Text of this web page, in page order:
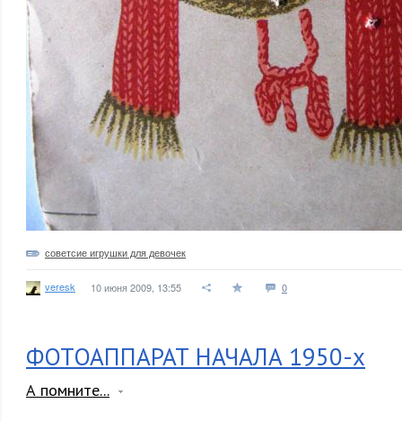
советсие игрушки для девочек
veresk 10 июня 2009, 13:55 0
ФОТОАППАРАТ НАЧАЛА 1950-х
А помните...